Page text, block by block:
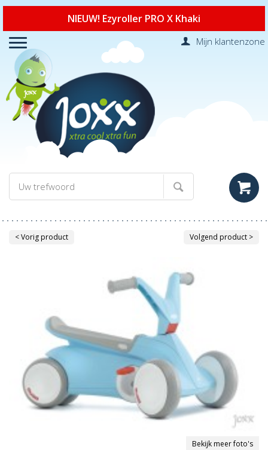
NIEUW! Ezyroller PRO X Khaki
Mijn klantenzone
< Vorig product Volgend product >
Bekijk meer foto's